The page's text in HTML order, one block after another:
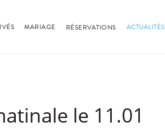
MARIAGE RÉSERVATIONS ACTUALITÉS
le 11.01